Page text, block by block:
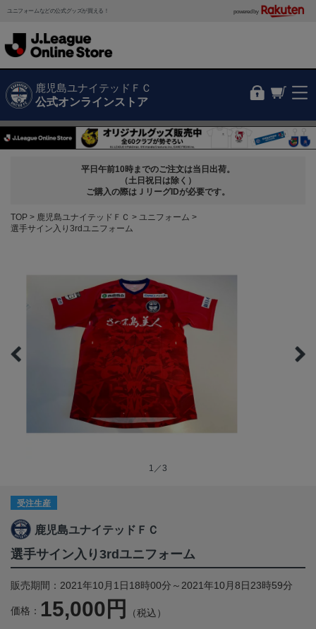
ユニフォームなどの公式グッズが買える！ powered by
鹿児島ユナイテッドＦＣ
公式オンラインストア
平日午前10時までのご注文は当日出荷。
（土日祝日は除く）
ご購入の際はＪリーグIDが必要です。
TOP 鹿児島ユナイテッドＦＣ
ユニフォーム
選手サイン入り3rdユニフォーム
1／3
受注生産
鹿児島ユナイテッドＦＣ
選手サイン入り3rdユニフォーム
販売期間：2021年10月1日18時00分～2021年10月8日23時59分
価格： 15,000円 （税込）